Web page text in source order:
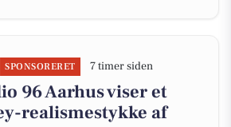
SPONSORERET 7 timer siden
96 Aarhus viser et
realismestykke af